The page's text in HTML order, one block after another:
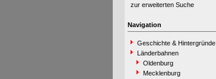
zur erweiterten Suche
Navigation
Geschichte & Hintergründe
Länderbahnen
Oldenburg
Mecklenburg